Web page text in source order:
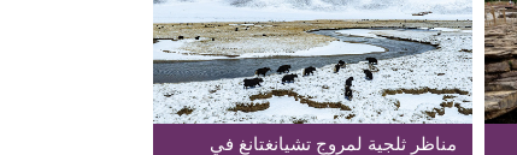
مناظر ثلجية لمروج تشيانغتانغ في